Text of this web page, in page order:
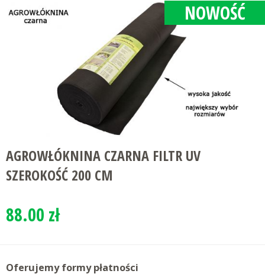
NOWOŚĆ
AGROWŁÓKNINA CZARNA FILTR UV
SZEROKOŚĆ 200 CM
88.00 zł
Oferujemy formy płatności